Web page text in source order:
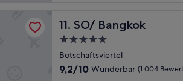
e
g
“
u
ß
“
a
n
e
d
11. SO/ Bangkok
SO/ Bangkok
5.0-
Sterne-
Unterkunft
Botschaftsviertel
9.2
9,2/10 Wunderbar (1.004